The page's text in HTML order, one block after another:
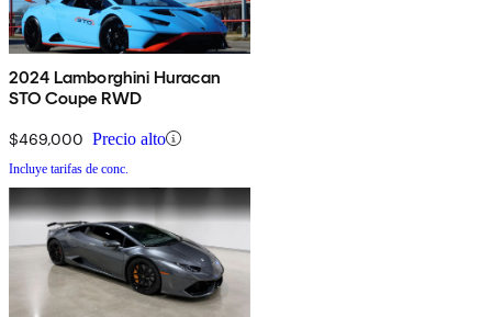
2024 Lamborghini Huracan
STO Coupe RWD
$469,000 Precio alto
Incluye tarifas de conc.